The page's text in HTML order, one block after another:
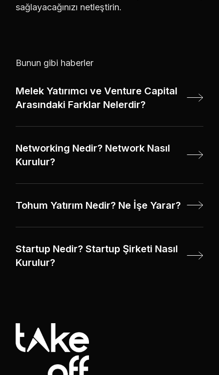
sağlayacağınızı netleştirin.
Bunun gibi haberler
Melek Yatırımcı ve Venture Capital
Arasındaki Farklar Nelerdir?
Networking Nedir? Network Nasıl
Kurulur?
Tohum Yatırım Nedir? Ne İşe Yarar?
Startup Nedir? Startup Şirketi Nasıl
Kurulur?